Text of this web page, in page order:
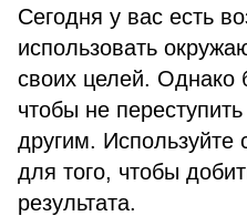
Сегодня у вас есть
использовать
своих целей. Однако
чтобы не
другим. Используйте
для того, чтобы
результата.